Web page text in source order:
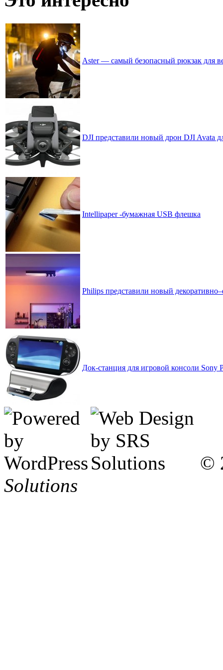
Aster — самый безопасный рюкзак для
DJI представили новый дрон DJI Avata
Intellipaper -бумажная USB флешка
Philips представили новый
Док-станция для игровой консоли Sony
©
Solutions